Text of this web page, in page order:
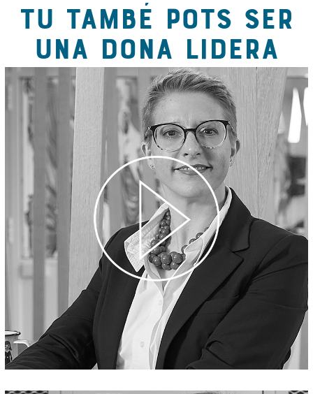
TU TAMBÉ POTS SER
UNA DONA LIDERA